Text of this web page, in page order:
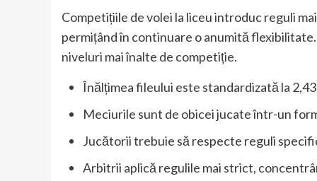
Competițiile de volei la liceu introduc reguli
permițând în continuare o anumită
niveluri mai înalte de competiție.
Înălțimea fileului este standardizată la
Meciurile sunt de obicei jucate într-un
Jucătorii trebuie să respecte reguli
Arbitrii aplică regulile mai strict,